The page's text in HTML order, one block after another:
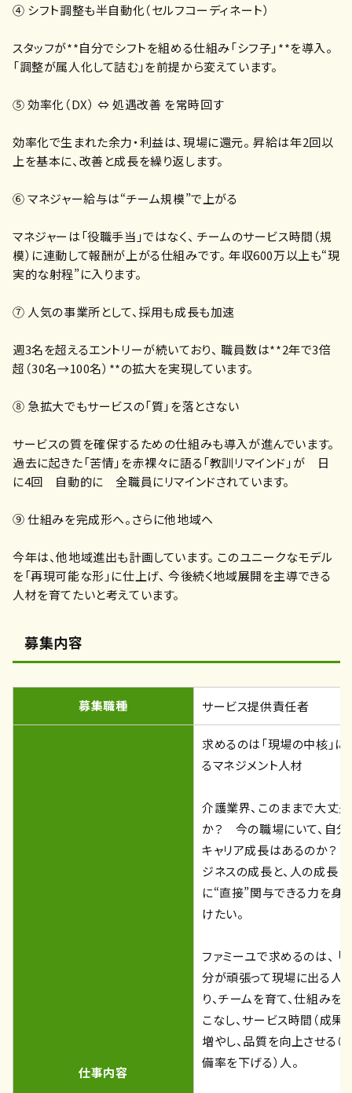
④ シフト調整も半自動化（セルフコーディネート）
スタッフが**自分でシフトを組める仕組み「シフ子」**を導入。
「調整が属人化して詰む」を前提から変えています。
⑤ 効率化（DX） ⇔ 処遇改善 を常時回す
効率化で生まれた余力・利益は、現場に還元。 昇給は年2回以
上を基本に、改善と成長を繰り返します。
⑥ マネジャー給与は“チーム規模”で上がる
マネジャーは「役職手当」ではなく、 チームのサービス時間（規
模）に連動して報酬が上がる仕組みです。 年収600万以上も“現
実的な射程”に入ります。
⑦ 人気の事業所として、採用も成長も加速
週3名を超えるエントリーが続いており、 職員数は**2年で3倍
超（30名→100名）**の拡大を実現しています。
⑧ 急拡大でもサービスの「質」を落とさない
サービスの質を確保するための仕組みも導入が進んでいます。
過去に起きた「苦情」を赤裸々に語る「教訓リマインド」が 日
に4回 自動的に 全職員にリマインドされています。
⑨ 仕組みを完成形へ。さらに他地域へ
今年は、他地域進出も計画しています。 このユニークなモデル
を「再現可能な形」に仕上げ、 今後続く地域展開を主導できる
人材を育てたいと考えています。
募集内容
募集職種 サービス提供責任者
仕事内容
求めるのは「現場の中核」に
るマネジメント人材
介護業界、このままで大丈夫
か？ 今の職場にいて、自分
キャリア成長はあるのか？
ジネスの成長と、人の成長
に“直接”関与できる力を身
けたい。
ファミーユで求めるのは、 「
分が頑張って現場に出る人」
り、チームを育て、仕組みを
こなし、サービス時間（成果
増やし、品質を向上させる（
備率を下げる）人。